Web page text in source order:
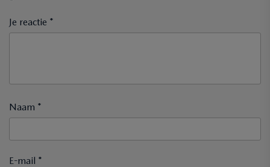
Je reactie *
Naam *
E-mail *